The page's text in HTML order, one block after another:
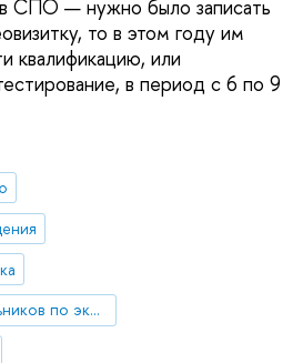
СПО — нужно было записать
то в этом году им
квалификацию, или
в период с 6 по 9
кейс-чемпионат школьников по экономике и предпринимательству